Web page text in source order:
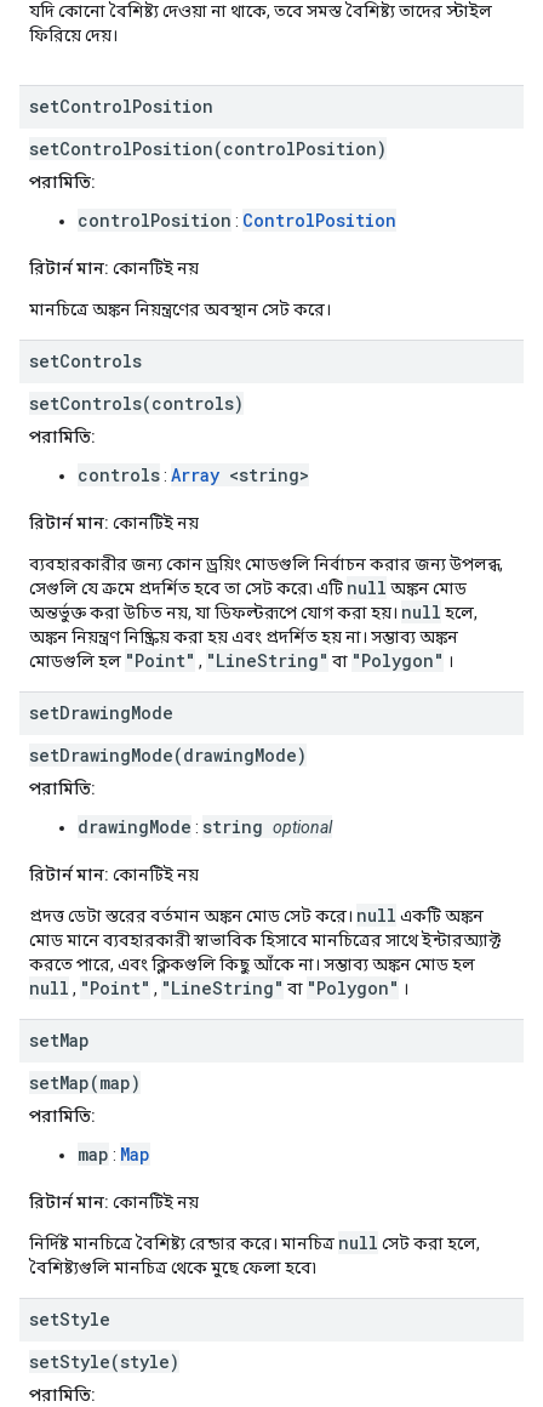
যদি কোনো বৈশিষ্ট্য দেওয়া না থাকে, তবে সমস্ত বৈশিষ্ট্য তাদের স্টাইল
ফিরিয়ে দেয়।
setControlPosition
setControlPosition(controlPosition)
পরামিতি:
controlPosition : ControlPosition
রিটার্ন মান: কোনটিই নয়
মানচিত্রে অঙ্কন নিয়ন্ত্রণের অবস্থান সেট করে।
setControls
setControls(controls)
পরামিতি:
controls: Array <string>
রিটার্ন মান: কোনটিই নয়
ব্যবহারকারীর জন্য কোন ড্রয়িং মোডগুলি নির্বাচন করার জন্য উপলব্ধ,
সেগুলি যে ক্রমে প্রদর্শিত হবে তা সেট করে৷ এটি null অঙ্কন মোড
অন্তর্ভুক্ত করা উচিত নয়, যা ডিফল্টরূপে যোগ করা হয়। null হলে,
অঙ্কন নিয়ন্ত্রণ নিষ্ক্রিয় করা হয় এবং প্রদর্শিত হয় না। সম্ভাব্য অঙ্কন
মোডগুলি হল "Point" , "LineString" বা "Polygon" ।
setDrawingMode
setDrawingMode(drawingMode)
পরামিতি:
drawingMode : string optional
রিটার্ন মান: কোনটিই নয়
প্রদত্ত ডেটা স্তরের বর্তমান অঙ্কন মোড সেট করে। null একটি অঙ্কন
মোড মানে ব্যবহারকারী স্বাভাবিক হিসাবে মানচিত্রের সাথে ইন্টারঅ্যাক্ট
করতে পারে, এবং ক্লিকগুলি কিছু আঁকে না। সম্ভাব্য অঙ্কন মোড হল
null , "Point" , "LineString" বা "Polygon" ।
setMap
setMap(map)
পরামিতি:
map : Map
রিটার্ন মান: কোনটিই নয়
নির্দিষ্ট মানচিত্রে বৈশিষ্ট্য রেন্ডার করে। মানচিত্র null সেট করা হলে,
বৈশিষ্ট্যগুলি মানচিত্র থেকে মুছে ফেলা হবে৷
setStyle
setStyle(style)
পরামিতি: